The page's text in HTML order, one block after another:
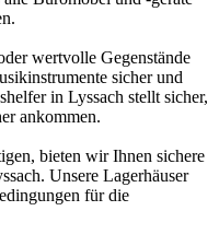
wertvolle Gegenstände
sicher und
in Lyssach stellt sicher,
ankommen.
bieten wir Ihnen sichere
Unsere Lagerhäuser
für die